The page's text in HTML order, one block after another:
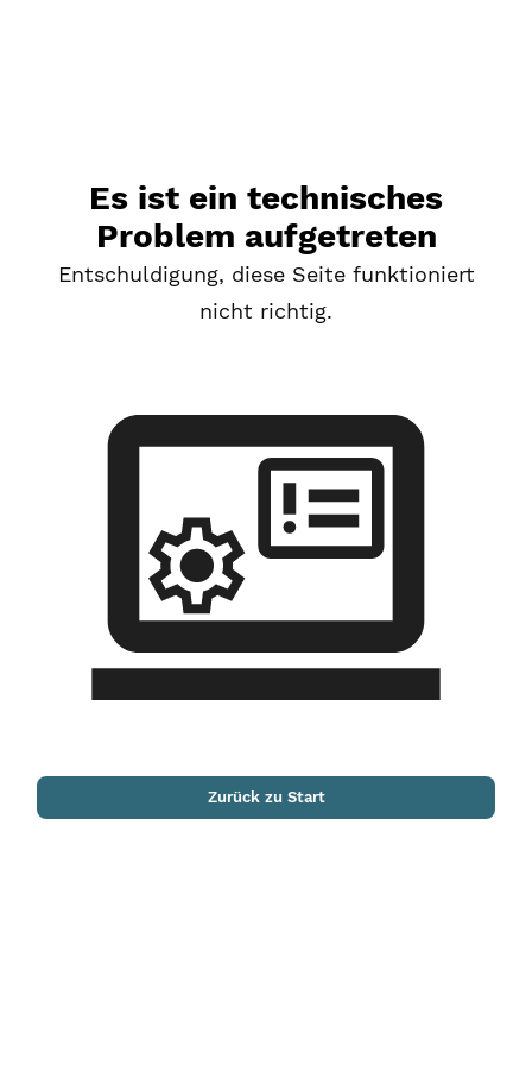
Es ist ein technisches
Problem aufgetreten
Entschuldigung, diese Seite funktioniert
nicht richtig.
Zurück zu Start